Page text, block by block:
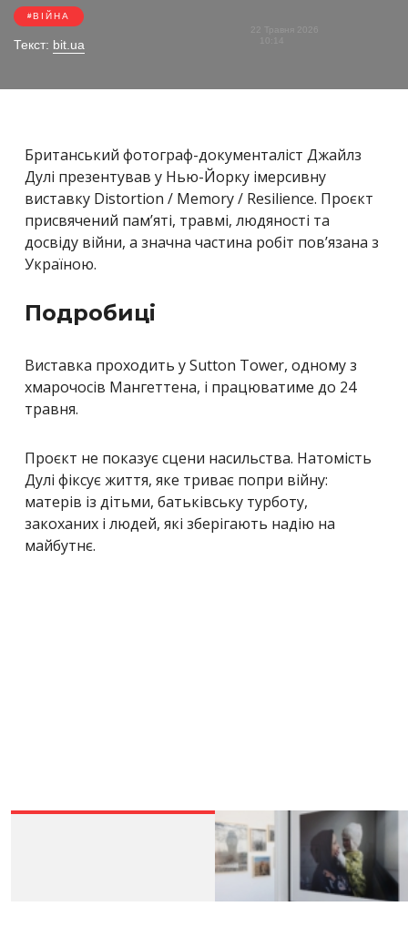
ВІЙНА
Текст: bit.ua
Британський фотограф-документаліст Джайлз
Дулі презентував у Нью-Йорку імерсивну
виставку Distortion / Memory / Resilience. Проєкт
присвячений пам’яті, травмі, людяності та
досвіду війни, а значна частина робіт пов’язана з
Україною.
Подробиці
Виставка проходить у Sutton Tower, одному з
хмарочосів Мангеттена, і працюватиме до 24
травня.
Проєкт не показує сцени насильства. Натомість
Дулі фіксує життя, яке триває попри війну:
матерів із дітьми, батьківську турботу,
закоханих і людей, які зберігають надію на
майбутнє.